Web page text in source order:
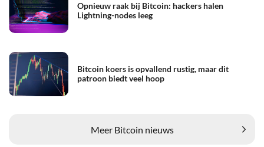
Opnieuw raak bij Bitcoin: hackers halen
Lightning-nodes leeg
Bitcoin koers is opvallend rustig, maar dit
patroon biedt veel hoop
Meer Bitcoin nieuws